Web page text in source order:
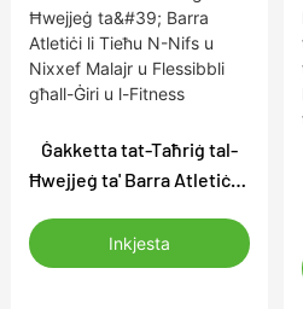
Ġakketta tat-Taħriġ tal-
Ħwejjeġ ta' Barra Atletiċi li
Malajr u Flessibbli għall-
Ġiri u l-Fitness
Inkjesta